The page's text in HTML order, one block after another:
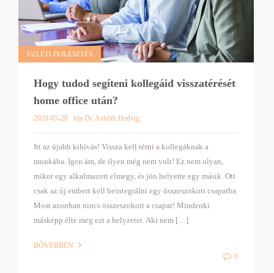
ÜZLETI FEJLESZTÉS
Hogy tudod segíteni kollegáid visszatérését
home office után?
2020-05-28 írta Dr. Asbóth Hedvig
Itt az újabb kihívás! Vissza kell térni a kollegáknak a
munkába. Igen ám, de ilyen még nem volt! Ez nem olyan,
mikor egy alkalmazott elmegy, és jön helyette egy másik. Ott
csak az új embert kell beintegrálni egy összeszokott csapatba.
Most azonban nincs összeszokott a csapat! Mindenki
másképp élte meg ezt a helyzetet. Aki nem […]
BŐVEBBEN
0